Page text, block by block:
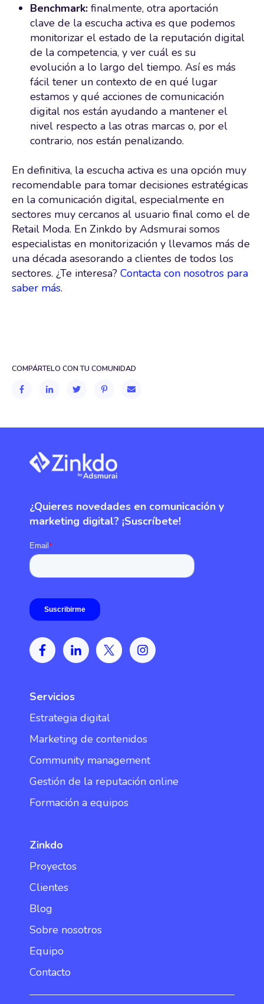
Benchmark: finalmente, otra aportación
clave de la escucha activa es que podemos
monitorizar el estado de la reputación digital
de la competencia, y ver cuál es su
evolución a lo largo del tiempo. Así es más
fácil tener un contexto de en qué lugar
estamos y qué acciones de comunicación
digital nos están ayudando a mantener el
nivel respecto a las otras marcas o, por el
contrario, nos están penalizando.
En definitiva, la escucha activa es una opción muy
recomendable para tomar decisiones estratégicas
en la comunicación digital, especialmente en
sectores muy cercanos al usuario final como el de
Retail Moda. En Zinkdo by Adsmurai somos
especialistas en monitorización y llevamos más de
una década asesorando a clientes de todos los
sectores. ¿Te interesa? Contacta con nosotros para
saber más.
COMPÁRTELO CON TU COMUNIDAD
¿Quieres novedades en comunicación y
marketing digital? ¡Suscríbete!
Servicios
Estrategia digital
Marketing de contenidos
Community management
Gestión de la reputación online
Formación a equipos
Zinkdo
Proyectos
Clientes
Blog
Sobre nosotros
Equipo
Contacto